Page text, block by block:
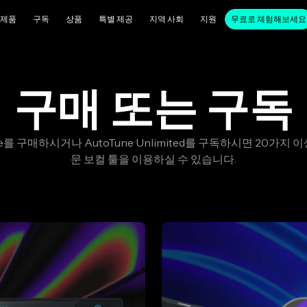
제품 구독 상품 특별 제공 지역 사회 지원 무료로 체험해보세요
구매 또는 구독
구매하시거나 AutoTune Unlimited를 구독하시면 20가지 이
문 보컬 툴을 이용하실 수 있습니다.